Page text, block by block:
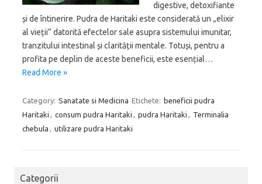
digestive, detoxifiante
și de întinerire. Pudra de Haritaki este considerată un „elixir
al vieții” datorită efectelor sale asupra sistemului imunitar,
tranzitului intestinal și clarității mentale. Totuși, pentru a
profita pe deplin de aceste beneficii, este esențial…
Read More »
Category: Sanatate si Medicina Etichete: beneficii pudra
Haritaki , consum pudra Haritaki , pudra Haritaki , Terminalia
chebula , utilizare pudra Haritaki
Categorii